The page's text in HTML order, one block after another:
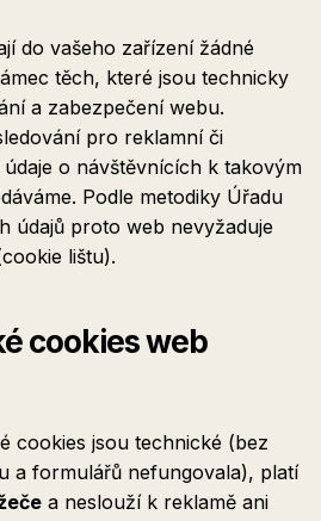
do vašeho zařízení žádné
těch, které jsou technicky
a zabezpečení webu.
pro reklamní či
o návštěvnících k takovým
Podle metodiky Úřadu
údajů proto web nevyžaduje
lištu).
cookies web
cookies jsou technické (bez
a formulářů nefungovala), platí
a neslouží k reklamě ani